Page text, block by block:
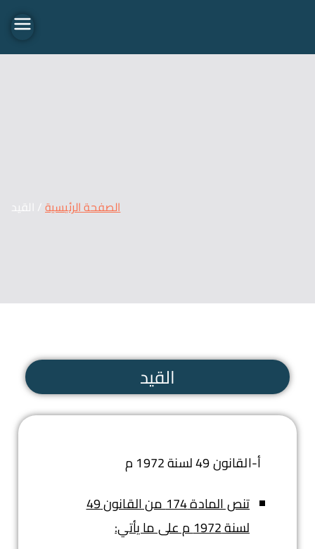
Travel 02
الصفحة الرئيسية القيد
القيد
أ-القانون 49 لسنة 1972 م
تنص المادة 174 من القانون 49
لسنة 1972 م على ما يأتي: